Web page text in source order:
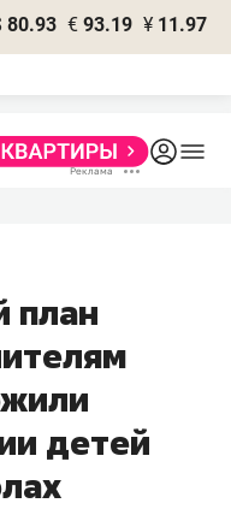
80.93 € 93.19 ¥ 11.97
план
детей